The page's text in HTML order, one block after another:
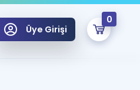
Üye Girişi
0